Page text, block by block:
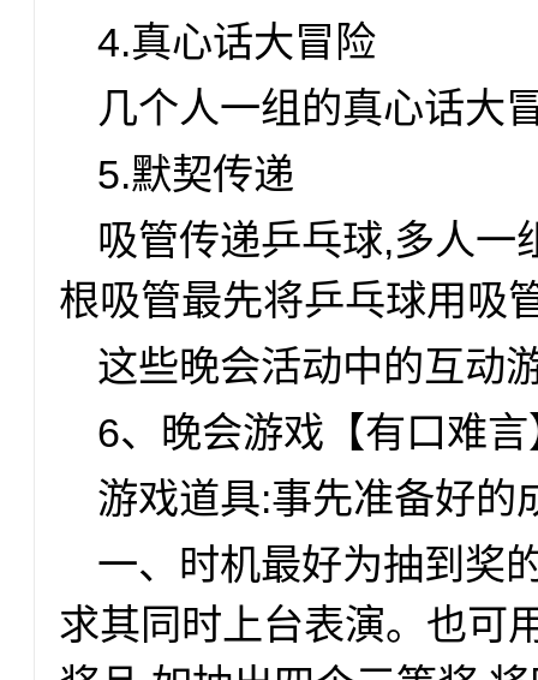
4.真心话大冒险
几个人一组的真心话大
5.默契传递
吸管传递乒乓球,多人一
根吸管最先将乒乓球用吸
这些晚会活动中的互动
6、晚会游戏【有口难
游戏道具:事先准备好的
一、时机最好为抽到奖
求其同时上台表演。也可